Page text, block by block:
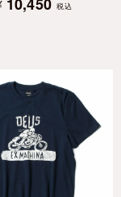
税込